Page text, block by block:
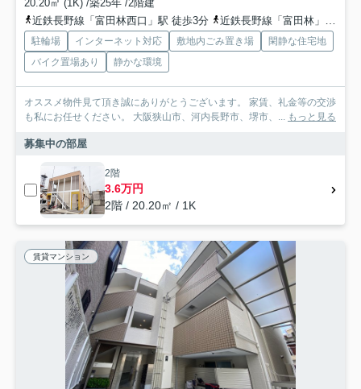
20.20㎡ (1K) /築25年 /2階建
近鉄長野線「富田林西口」駅 徒歩3分
近鉄長野線「富田林」駅 徒歩8分
駐輪場 インターネット対応 敷地内ごみ置き場
閑静な住宅地
バイク置場あり
静かな環境
オススメ物件見て頂き誠にありがとうございます。 家賃、礼金等の交渉
も私にお任せください。 大阪狭山市、河内長野市、堺市、... もっと見る
募集中の部屋
2階
3.6万円
2階 / 20.20㎡ / 1K
賃貸マンション